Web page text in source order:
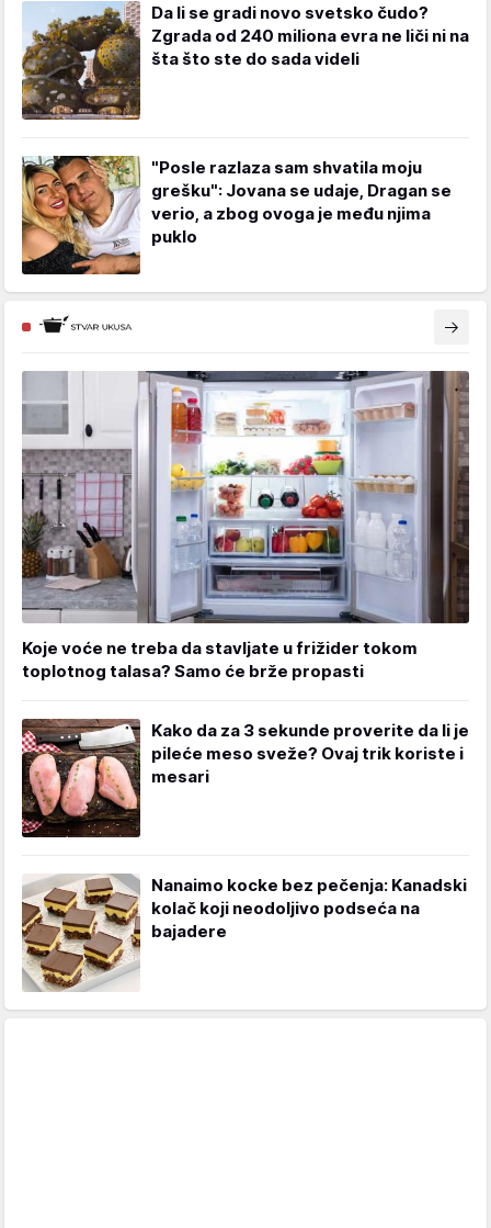
Da li se gradi novo svetsko čudo?
Zgrada od 240 miliona evra ne liči ni na
šta što ste do sada videli
"Posle razlaza sam shvatila moju
grešku": Jovana se udaje, Dragan se
verio, a zbog ovoga je među njima
puklo
Koje voće ne treba da stavljate u frižider tokom
toplotnog talasa? Samo će brže propasti
Kako da za 3 sekunde proverite da li je
pileće meso sveže? Ovaj trik koriste i
mesari
Nanaimo kocke bez pečenja: Kanadski
kolač koji neodoljivo podseća na
bajadere